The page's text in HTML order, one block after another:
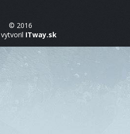
© 2016
ITway.sk